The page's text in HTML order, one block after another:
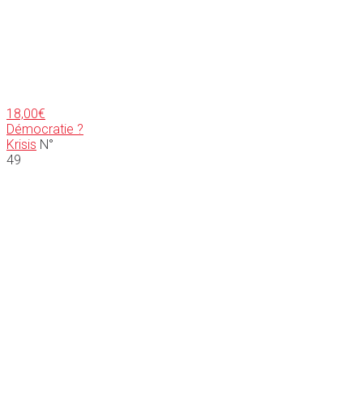
18,00€
Démocratie ?
Krisis N°
49